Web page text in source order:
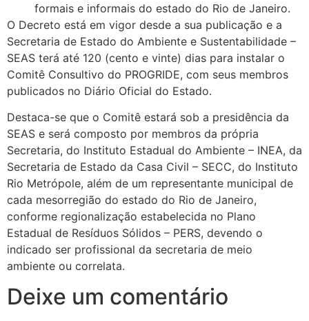
formais e informais do estado do Rio de Janeiro.
O Decreto está em vigor desde a sua publicação e a
Secretaria de Estado do Ambiente e Sustentabilidade –
SEAS terá até 120 (cento e vinte) dias para instalar o
Comitê Consultivo do PROGRIDE, com seus membros
publicados no Diário Oficial do Estado.
Destaca-se que o Comitê estará sob a presidência da
SEAS e será composto por membros da própria
Secretaria, do Instituto Estadual do Ambiente – INEA, da
Secretaria de Estado da Casa Civil – SECC, do Instituto
Rio Metrópole, além de um representante municipal de
cada mesorregião do estado do Rio de Janeiro,
conforme regionalização estabelecida no Plano
Estadual de Resíduos Sólidos – PERS, devendo o
indicado ser profissional da secretaria de meio
ambiente ou correlata.
Deixe um comentário